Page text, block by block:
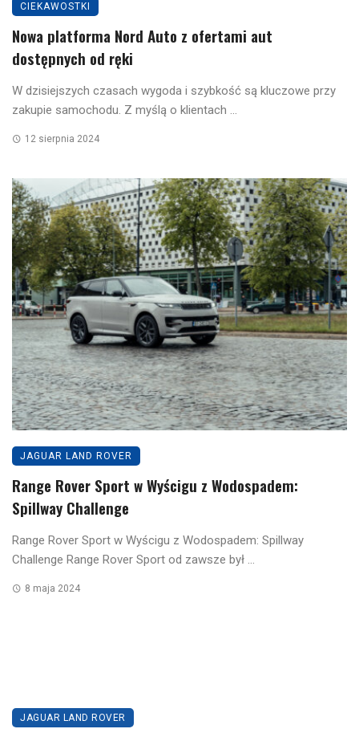
CIEKAWOSTKI
Nowa platforma Nord Auto z ofertami aut
dostępnych od ręki
W dzisiejszych czasach wygoda i szybkość są kluczowe przy
zakupie samochodu. Z myślą o klientach ...
12 sierpnia 2024
JAGUAR LAND ROVER
Range Rover Sport w Wyścigu z Wodospadem:
Spillway Challenge
Range Rover Sport w Wyścigu z Wodospadem: Spillway
Challenge Range Rover Sport od zawsze był ...
8 maja 2024
JAGUAR LAND ROVER